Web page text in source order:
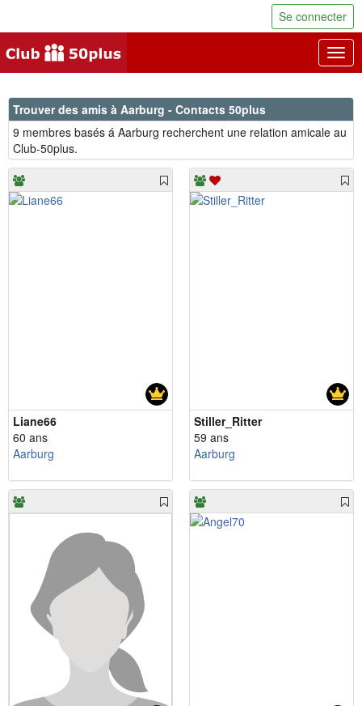
Se connecter
Trouver des amis à Aarburg - Contacts 50plus
9 membres basés á Aarburg recherchent une relation amicale au
Club-50plus.
Liane66
60 ans
Aarburg
Stiller_Ritter
59 ans
Aarburg